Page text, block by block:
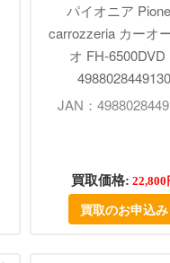
パイオニア
carrozzeria カーオ
オ FH-6500DVD
4988028449130
JAN：
買取価格: 22,800
買取のお申込み